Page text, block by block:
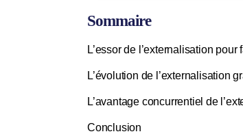
Sommaire
L’essor de l’externalisation
L’évolution de l’externalisation
L’avantage concurrentiel de
Conclusion